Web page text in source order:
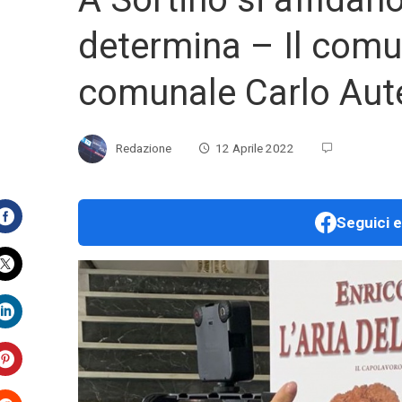
determina – Il
comunale Carlo
Redazione 12 Aprile 2022
Facebook
Twitter
LinkedIn
Pinterest
Seguici